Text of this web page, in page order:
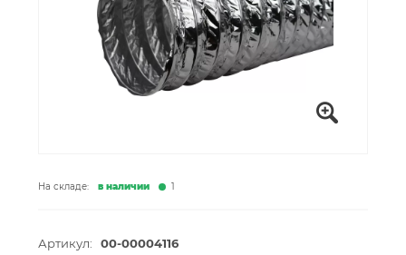
На складе: в наличии 1
Артикул: 00-00004116